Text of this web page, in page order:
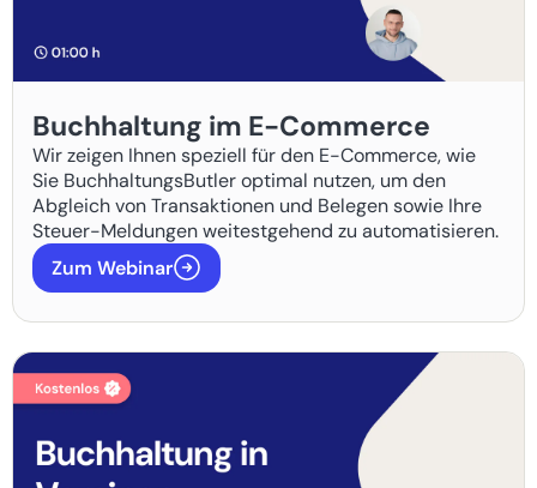
Buchhaltung im E-Commerce
Wir zeigen Ihnen speziell für den E-Commerce, wie
Sie BuchhaltungsButler optimal nutzen, um den
Abgleich von Transaktionen und Belegen sowie Ihre
Steuer-Meldungen weitestgehend zu automatisieren.
Zum Webinar